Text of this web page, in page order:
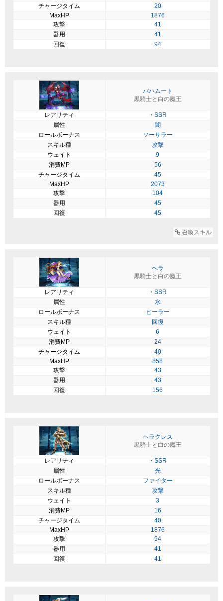
チャージタイム
20
MaxHP
1876
攻撃
41
器用
41
回復
94
バハムート
黒騎士と白の魔王
レアリティ
・SSR
属性
闇
ロールボーナス
ソーサラー
スキル種
攻撃
ウェイト
9
消費MP
56
チャージタイム
45
MaxHP
2073
攻撃
104
器用
45
回復
45
召喚スキル
ヘラ
黒騎士と白の魔王
レアリティ
・SSR
属性
水
ロールボーナス
ヒーラー
スキル種
回復
ウェイト
6
消費MP
24
チャージタイム
40
MaxHP
858
攻撃
43
器用
43
回復
156
ヘラクレス
黒騎士と白の魔王
レアリティ
・SSR
属性
光
ロールボーナス
ファイター
スキル種
攻撃
ウェイト
3
消費MP
16
チャージタイム
40
MaxHP
1876
攻撃
94
器用
41
回復
41